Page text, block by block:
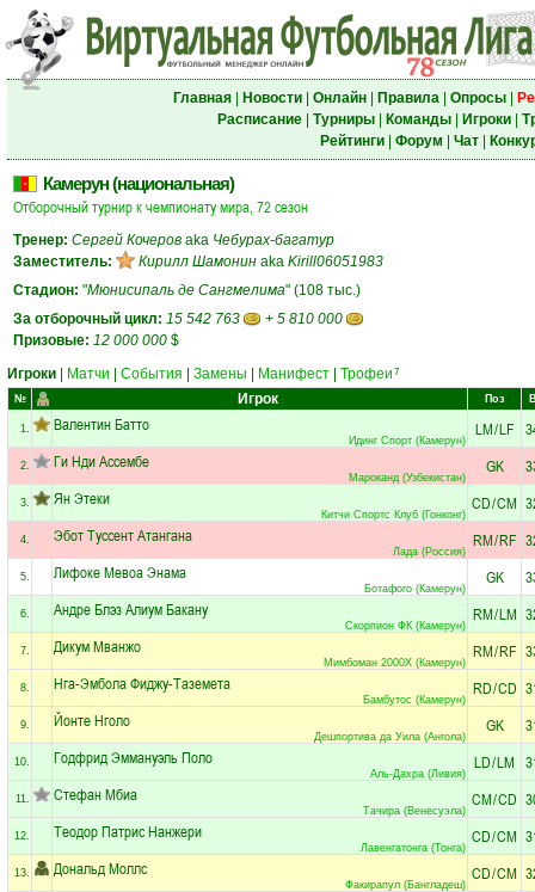
Главная| Новости| Онлайн| Правила| Опросы|
Расписание| Турниры| Команды| Игроки|
Рейтинги| Форум Чат|
Камерун (национальная)
Отборочный турнир к чемпионату мира, 72 сезон
Тренер: Сергей Кочеров aka Чебурах-багатур
Заместитель:
Кирилл Шамонин aka Kirill06051983
Стадион: "Мюнисипаль де Сангмелима" (108 тыс.)
За отборочный цикл: 15 542 763 + 5 810 000
Призовые: 12 000 000 $
Игроки
Матчи События Замены Манифест Трофеи 7
№ Игрок Поз
1. Валентин Батто
Идинг Спорт (Камерун)
LM/LF
2. Ги Нди Ассембе
Мароканд (Узбекистан)
GK
3. Ян Этеки
Китчи Спортс Клуб (Гонконг)
CD/CM
4. Эбот Туссент Атангана
Лада (Россия)
RM/RF
5. Лифоке Мевоа Энама
Ботафого (Камерун)
GK
6. Андре Блэз Алиум Бакану
Скорпион ФК (Камерун)
RM/LM
7. Дикум Мванжо
Мимбоман 2000Х (Камерун)
RM/RF
8. Нга-Эмбола Фиджу-Таземета
Бамбутос (Камерун)
RD/CD
9. Йонте Нголо
Дешпортива да Уила (Ангола)
GK
10. Годфрид Эммануэль Поло
Аль-Дахра (Ливия)
LD/LM
11. Стефан Мбиа
Тачира (Венесуэла)
CM/CD
12. Теодор Патрис Нанжери
Лавенгатонга (Тонга)
CD/CM
13. Дональд Моллс
Факирапул (Бангладеш)
CD/CM